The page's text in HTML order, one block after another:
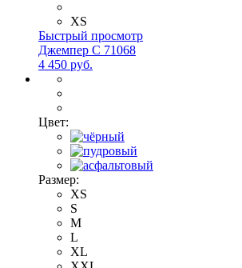
XS
Быстрый просмотр
Джемпер С 71068
4 450 руб.
Цвет:
Размер:
XS
S
M
L
XL